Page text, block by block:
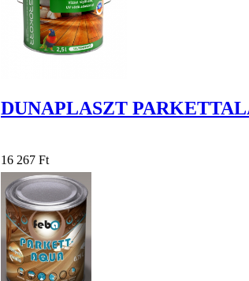
DUNAPLASZT
16 267 Ft